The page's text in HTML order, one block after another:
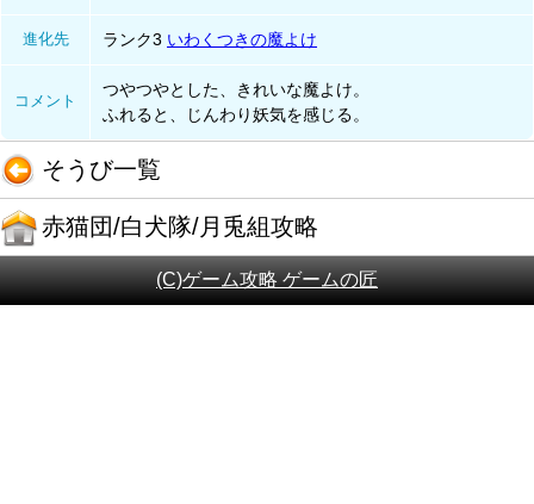
進化先 ランク3 いわくつきの魔よけ
コメント
つやつやとした、きれいな魔よけ。
ふれると、じんわり妖気を感じる。
そうび一覧
赤猫団/白犬隊/月兎組攻略
(C)ゲーム攻略 ゲームの匠